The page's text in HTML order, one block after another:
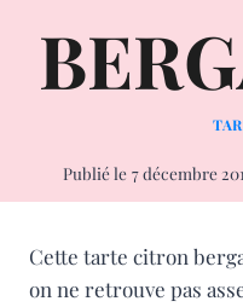
Publié le 7 décembre
Cette tarte citron
on ne retrouve pas